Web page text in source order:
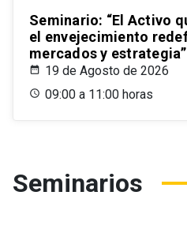
Seminario: “El Activo
el envejecimiento
mercados y estrategia”
19 de Agosto de 2026
09:00 a 11:00 horas
Seminarios